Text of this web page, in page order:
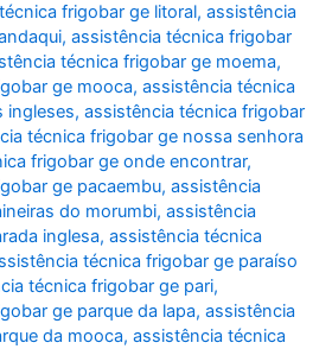
frigobar ge litoral,assistência
,assistência técnica frigobar
técnica frigobar ge moema,
ge mooca,assistência técnica
ingleses,assistência técnica frigobar
técnica frigobar ge nossa senhora
frigobar ge onde encontrar,
ge pacaembu,assistência
do morumbi,assistência
inglesa,assistência técnica
técnica frigobar ge paraíso
técnica frigobar ge pari,
ge parque da lapa,assistência
da mooca,assistência técnica